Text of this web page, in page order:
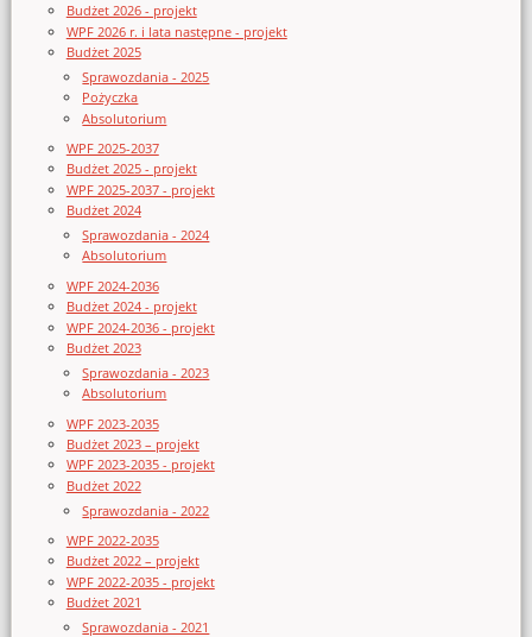
Budżet 2026 - projekt
WPF 2026 r. i lata następne - projekt
Budżet 2025
Sprawozdania - 2025
Pożyczka
Absolutorium
WPF 2025-2037
Budżet 2025 - projekt
WPF 2025-2037 - projekt
Budżet 2024
Sprawozdania - 2024
Absolutorium
WPF 2024-2036
Budżet 2024 - projekt
WPF 2024-2036 - projekt
Budżet 2023
Sprawozdania - 2023
Absolutorium
WPF 2023-2035
Budżet 2023 – projekt
WPF 2023-2035 - projekt
Budżet 2022
Sprawozdania - 2022
WPF 2022-2035
Budżet 2022 – projekt
WPF 2022-2035 - projekt
Budżet 2021
Sprawozdania - 2021